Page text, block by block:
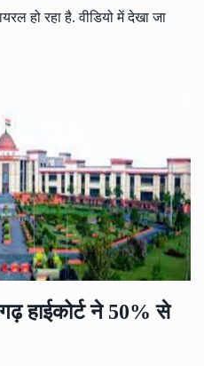
हो रहा है. वीडियो में देखा जा
हाईकोर्ट ने 50% से